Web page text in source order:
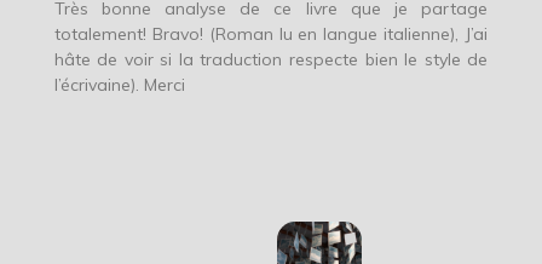
Très bonne analyse de ce livre que je partage
totalement! Bravo! (Roman lu en langue italienne), J’ai
hâte de voir si la traduction respecte bien le style de
l’écrivaine). Merci